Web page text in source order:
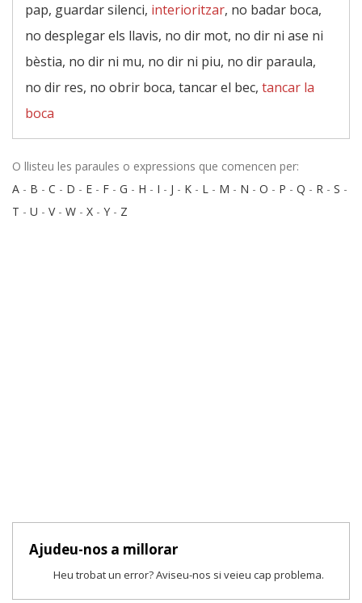
pap, guardar silenci, interioritzar, no badar boca,
no desplegar els llavis, no dir mot, no dir ni ase ni
bèstia, no dir ni mu, no dir ni piu, no dir paraula,
no dir res, no obrir boca, tancar el bec, tancar la
boca
O llisteu les paraules o expressions que comencen per:
A - B - C - D - E - F - G - H - I - J - K - L - M - N - O - P - Q - R - S -
T - U - V- W - X - Y - Z
Ajudeu-nos a millorar
Heu trobat un error? Aviseu-nos si veieu cap problema.